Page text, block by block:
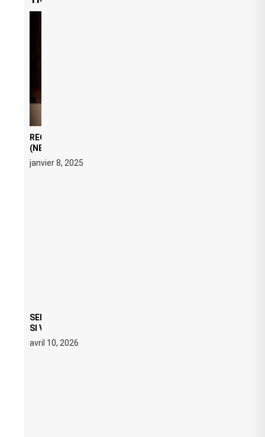
REGARD ÉDITORIAL SUR JE M’APPELLE TIM
(NETFLIX) : AVICII, OU LE DOUBLE VISAGE D’UNE
ICÔNE SURCHAUFFÉE
janvier 8, 2025
SERATO DJ PRO 4.0.6 : CE QUE ÇA CHANGE, MÊME
SI VOUS N’ÊTES NI DJ NI PRODUCTEUR·ICE
avril 10, 2026